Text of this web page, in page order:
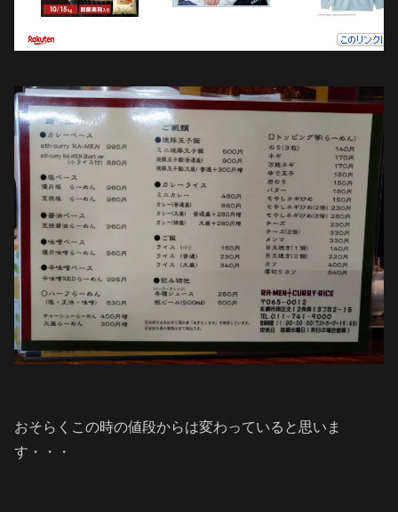
おそらくこの時の値段からは変わっていると思いま
す・・・